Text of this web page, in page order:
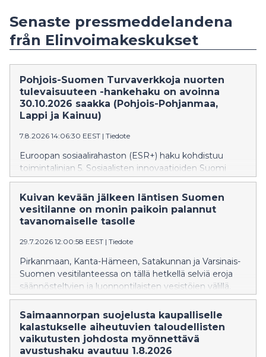
Senaste pressmeddelandena
från Elinvoimakeskukset
Pohjois-Suomen Turvaverkkoja nuorten
tulevaisuuteen -hankehaku on avoinna
30.10.2026 saakka (Pohjois-Pohjanmaa,
Lappi ja Kainuu)
7.8.2026 14:06:30 EEST | Tiedote
Euroopan sosiaalirahaston (ESR+) haku kohdistuu
toimintalinjan 5. Sosiaalisten innovaatioiden Suomi
erityistavoitteeseen 5.1. Turvaverkkoja nuorten
tulevaisuuteen. Erityistavoitteessa tuetaan
lastensuojelun avo-, sijais- sekä jälkihuollon piirissä
olevien lasten ja nuorten elämäntilannetta ja
sekä heidän perheidensä tarpeista lähteviä, helposti
saavutettavia tukitoimia ja palveluita, joita tuotetaan
paikallisesti lapsia ja nuoria kuunnellen.
Kuivan kevään jälkeen läntisen Suomen
vesitilanne on monin paikoin palannut
tavanomaiselle tasolle
29.7.2026 12:00:58 EEST | Tiedote
Pirkanmaan, Kanta-Hämeen, Satakunnan ja Varsinais-
Suomen vesitilanteessa on tällä hetkellä selviä eroja
säännösteltyjen ja luonnontilaisten vesistöjen välillä.
Säännöstellyillä järvillä vedenpinnat ovat
tavanomaisella tasolla kun taas luonnontilaisten järvien
pinnat ovat edelleen pääosin tavanomaista alempana
ajankohtaan nähden. Paikoin vedenkorkeudet ovat
kuitenkin viimeaikaisten sateiden myötä palautuneet
Saimaannorpan suojelusta kaupalliselle
kalastukselle aiheutuvien taloudellisten
vaikutusten johdosta myönnettävä
avustushaku avautuu 1.8.2026